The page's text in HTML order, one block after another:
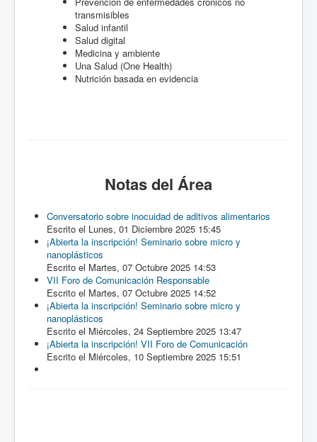
transmisibles
Salud infantil
Salud digital
Medicina y ambiente
Una Salud (One Health)
Nutrición basada en evidencia
Notasdel Área
Conversatorio sobre inocuidad de aditivos alimentarios
Escrito el Lunes, 01 Diciembre 2025 15:45
¡Abierta la inscripción! Seminario sobre micro y
nanoplásticos
Escrito el Martes, 07 Octubre 2025 14:53
VII Foro de Comunicación Responsable
Escrito el Martes, 07 Octubre 2025 14:52
¡Abierta la inscripción! Seminario sobre micro y
nanoplásticos
Escrito el Miércoles, 24 Septiembre 2025 13:47
¡Abierta la inscripción! VII Foro de Comunicación
Escrito el Miércoles, 10 Septiembre 2025 15:51